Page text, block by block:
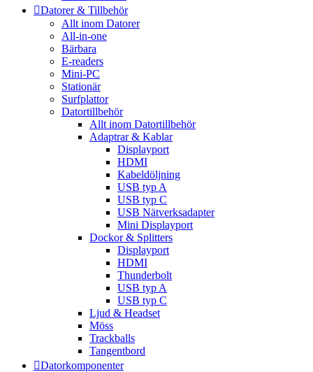
Datorer & Tillbehör
Allt inom Datorer
All-in-one
Bärbara
E-readers
Mini-PC
Stationär
Surfplattor
Datortillbehör
Allt inom Datortillbehör
Adaptrar & Kablar
Displayport
HDMI
Kabeldöljning
USB typ A
USB typ C
USB Nätverksadapter
Mini Displayport
Dockor & Splitters
Displayport
HDMI
Thunderbolt
USB typ A
USB typ C
Ljud & Headset
Möss
Trackballs
Tangentbord
Datorkomponenter